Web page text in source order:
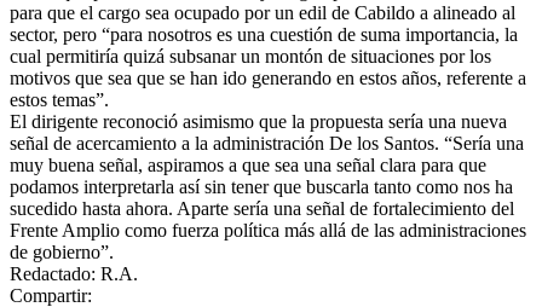
para que el cargo sea ocupado por un edil de Cabildo a alineado al
sector, pero “para nosotros es una cuestión de suma importancia, la
cual permitiría quizá subsanar un montón de situaciones por los
motivos que sea que se han ido generando en estos años, referente a
estos temas”.
El dirigente reconoció asimismo que la propuesta sería una nueva
señal de acercamiento a la administración De los Santos. “Sería una
muy buena señal, aspiramos a que sea una señal clara para que
podamos interpretarla así sin tener que buscarla tanto como nos ha
sucedido hasta ahora. Aparte sería una señal de fortalecimiento del
Frente Amplio como fuerza política más allá de las administraciones
de gobierno”.
Redactado: R.A.
Compartir: